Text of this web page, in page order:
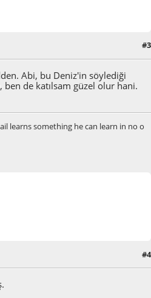
#3
Abi, bu Deniz'in söylediği
de katılsam güzel olur hani.
learns something he can learn in no o
#4